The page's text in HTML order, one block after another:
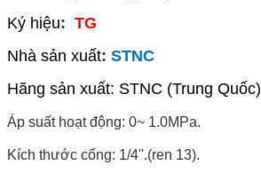
Ký hiệu: TG
Nhà sản xuất: STNC
Hãng sản xuất: STNC (Trung Quốc)
Áp suất hoạt động: 0~ 1.0MPa.
Kích thước cổng: 1/4''.(ren 13).